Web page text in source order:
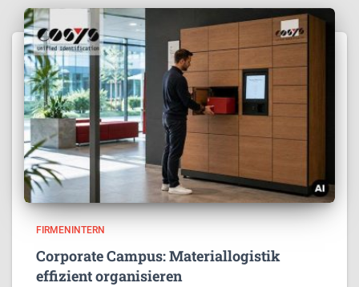
FIRMENINTERN
Corporate Campus: Materiallogistik
effizient organisieren